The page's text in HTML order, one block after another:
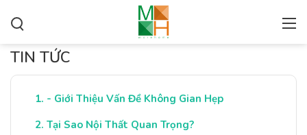
TIN TỨC
- Giới Thiệu Vấn Đề Không Gian Hẹp
Tại Sao Nội Thất Quan Trọng?